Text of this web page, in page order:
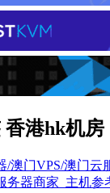
港hk机房